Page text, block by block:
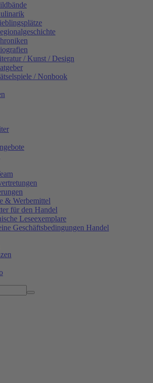
/ Kunst / Design
/ Nonbook
& Werbemittel
für den Handel
Leseexemplare
Geschäftsbedingungen Handel